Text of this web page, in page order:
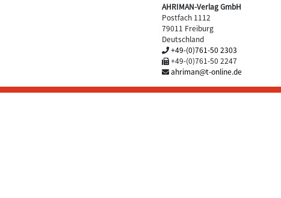
AHRIMAN-Verlag GmbH
Postfach 1112
79011 Freiburg
Deutschland
+49-(0)761-50 2303
+49-(0)761-50 2247
ahriman@t-online.de